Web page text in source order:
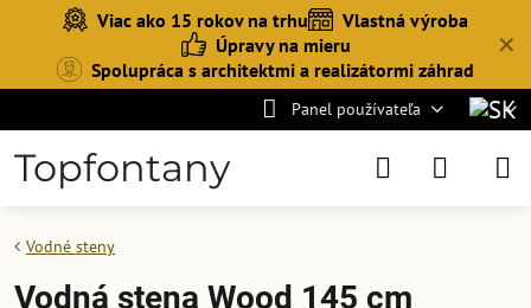
✕
Viac ako 15 rokov na trhu
Vlastná výroba
Úpravy na mieru
Spolupráca s architektmi a realizátormi záhrad
Panel používateľa
Topfontany
Vodné steny
Vodná stena Wood 145 cm